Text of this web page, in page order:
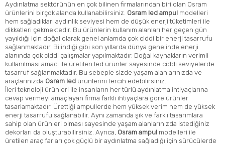
Aydınlatma sektörünün en çok bilinen firmalarından biri olan Osram
ürünlerini birçok alanda kullanabilirsiniz. Osram led ampul modelleri
hem sağladıkları aydınlık seviyesi hem de düşük enerji tüketimleri ile
dikkatleri çekmektedir. Bu ürünlerin kullanım alanları her geçen gün
yayıldığı için doğal olarak genel anlamda çok ciddi bir enerji tasarrufu
sağlanmaktadır. Bilindiği gibi son yıllarda dünya genelinde enerji
alanında çok ciddi çalışmalar yapılmaktadır. Doğal kaynakların verimli
kullanılması amacı ile üretilen led ürünler sayesinde ciddi seviyelerde
tasarruf sağlanmaktadır. Bu sebeple sizde yaşam alanlarınızda ve
araçlarınızda Osram led ürünlerini tercih edebilirsiniz.
İleri teknoloji ürünleri ile insanların her türlü aydınlatma ihtiyaçlarına
cevap vermeyi amaçlayan firma farklı ihtiyaçlara göre ürünler
tasarlamaktadır. Ürettiği ampullerde hem yüksek verim hem de yüksek
enerji tasarrufu sağlanabilir. Aynı zamanda şık ve farklı tasarımlara
sahip olan ürünleri olması sayesinde yaşam alanlarınızda istediğiniz
dekorları da oluşturabilirsiniz. Ayrıca, Osram ampul modelleri ile
üretilen araç farları çok güçlü bir aydınlatma sağladığı için sürücülerde